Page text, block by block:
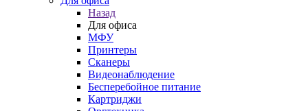
Назад
Для офиса
МФУ
Принтеры
Сканеры
Видеонаблюдение
Бесперебойное питание
Картриджи